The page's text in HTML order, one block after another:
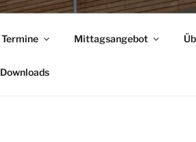
Termine Mittagsangebot
Downloads